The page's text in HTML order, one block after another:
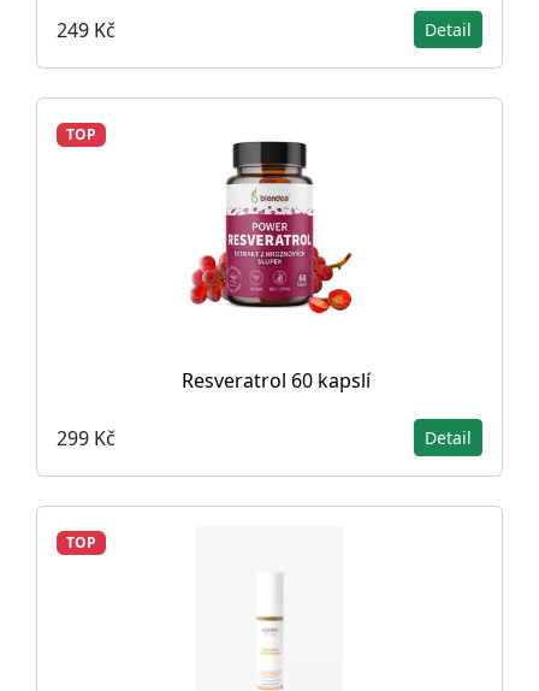
249 Kč Detail
TOP
Resveratrol 60 kapslí
299 Kč Detail
TOP